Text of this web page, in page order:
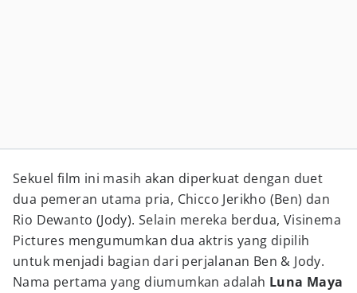
Sekuel film ini masih akan diperkuat dengan duet
dua pemeran utama pria, Chicco Jerikho (Ben) dan
Rio Dewanto (Jody). Selain mereka berdua, Visinema
Pictures mengumumkan dua aktris yang dipilih
untuk menjadi bagian dari perjalanan Ben & Jody.
Nama pertama yang diumumkan adalah Luna Maya